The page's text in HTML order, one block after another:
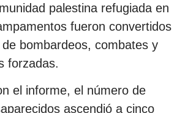
palestina refugiada en
fueron convertidos
bombardeos, combates y
forzadas.
el informe, el número de
ascendió a cinco